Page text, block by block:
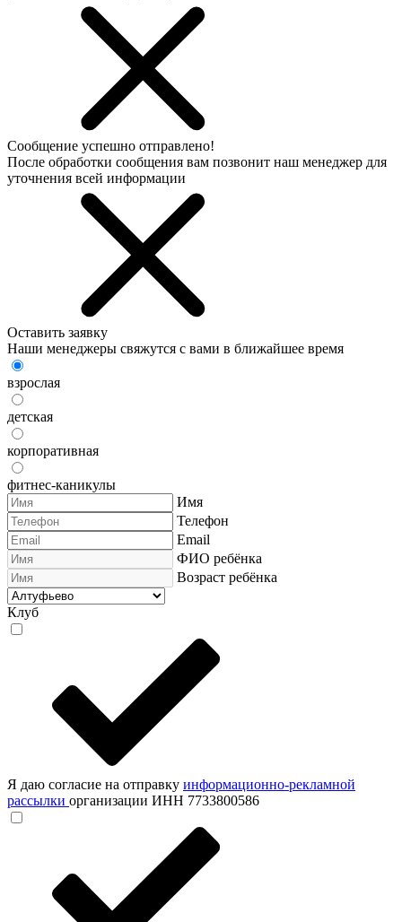
Сообщение успешно отправлено!
После обработки сообщения вам позвонит наш менеджер для
уточнения всей информации
Оставить заявку
Наши менеджеры свяжутся с вами в ближайшее время
взрослая
детская
корпоративная
фитнес-каникулы
Имя
Телефон
Email
ФИО ребёнка
Возраст ребёнка
Клуб
Я даю согласие на отправку информационно-рекламной
рассылки организации ИНН 7733800586